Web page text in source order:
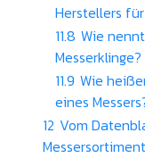
Herstellers
11.8 Wie
Messerklinge?
11.9 Wie
eines
12 Vom